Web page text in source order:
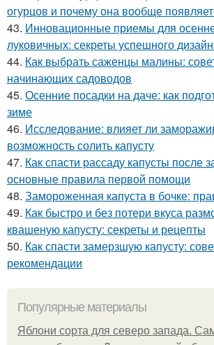
огурцов и почему она вообще
43. Инновационные приемы для
луковичных: секреты успешного
44. Как выбрать саженцы малины:
начинающих садоводов
45. Осенние посадки на даче: как
зиме
46. Исследование: влияет ли
возможность солить капусту
47. Как спасти рассаду капусты после
основные правила первой помощи
48. Замороженная капуста в бочке:
49. Как быстро и без потери вкуса
квашеную капусту: секреты и рецепты
50. Как спасти замерзшую капусту:
рекомендации
Популярные материалы
Яблони сорта для северо запада.